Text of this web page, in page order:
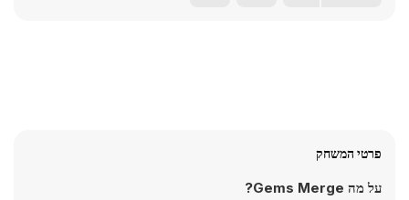
פרטי המשחק
על מה Gems Merge?